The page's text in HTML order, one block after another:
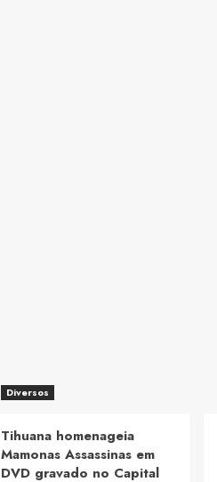
Diversos
Tihuana homenageia
Mamonas Assassinas em
DVD gravado no Capital